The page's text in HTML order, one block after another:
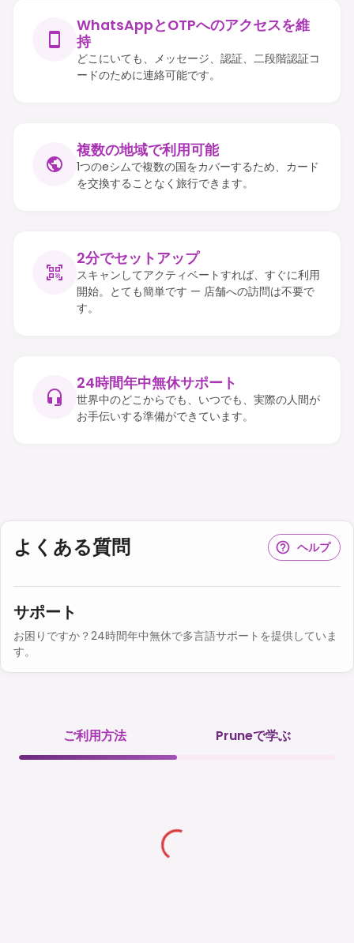
WhatsAppとOTPへのアクセスを維
持
どこにいても、メッセージ、認証、二段階認証コ
ードのために連絡可能です。
複数の地域で利用可能
1つのeシムで複数の国をカバーするため、カード
を交換することなく旅行できます。
2分でセットアップ
スキャンしてアクティベートすれば、すぐに利用
開始。とても簡単です — 店舗への訪問は不要で
す。
24時間年中無休サポート
世界中のどこからでも、いつでも、実際の人間が
お手伝いする準備ができています。
よくある質問 ヘルプ
サポート
お困りですか？24時間年中無休で多言語サポートを提供していま
す。
ご利用方法 Pruneで学ぶ